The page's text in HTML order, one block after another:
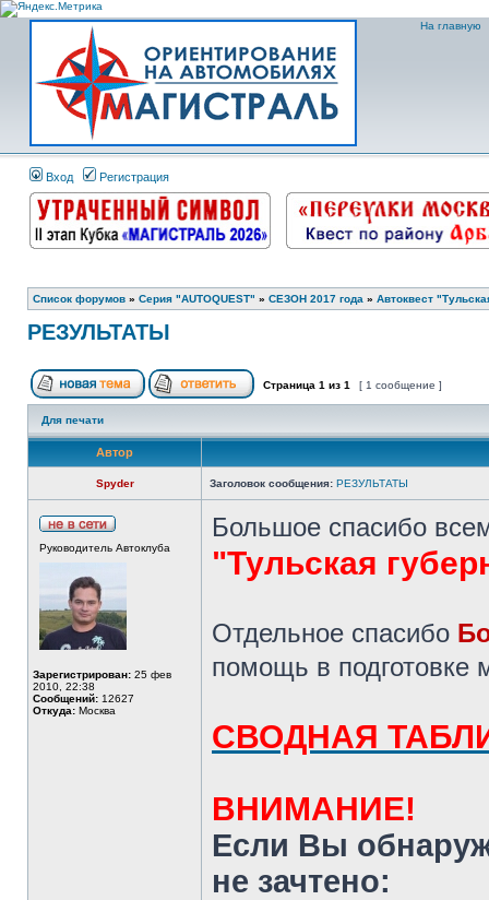
На главную
Вход Регистрация
Список форумов » Серия "AUTOQUEST" » СЕЗОН 2017 года » Автоквест
РЕЗУЛЬТАТЫ
Страница 1 из 1 [ 1 сообщение ]
Для печати
Автор
Spyder Заголовок сообщения: РЕЗУЛЬТАТЫ
Руководитель Автоклуба
Зарегистрирован: 25 фев
2010, 22:38
Сообщений: 12627
Откуда: Москва
Большое спасибо
"Тульская
Отдельное спасибо
помощь в подготовке
СВОДНАЯ
ВНИМАНИЕ!
Если Вы
не зачтено: